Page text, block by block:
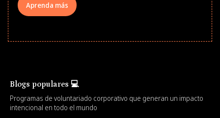
Aprenda más
Blogs populares 💻
Programas de voluntariado corporativo que generan un impacto
intencional en todo el mundo